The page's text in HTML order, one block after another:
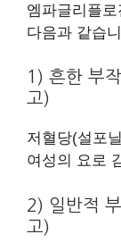
엠파글리플
다음과 같습
1) 흔한 부
고)
저혈당(설포
여성의 요로
2) 일반적
고)